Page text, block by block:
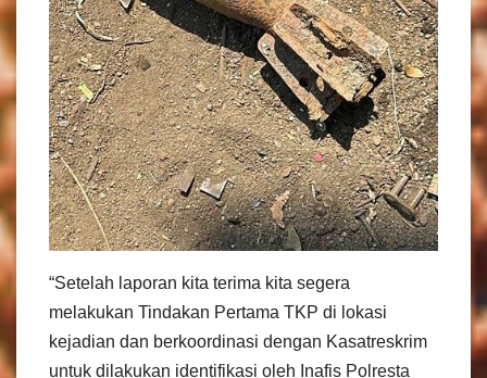
“Setelah laporan kita terima kita segera
melakukan Tindakan Pertama TKP di lokasi
kejadian dan berkoordinasi dengan Kasatreskrim
untuk dilakukan identifikasi oleh Inafis Polresta